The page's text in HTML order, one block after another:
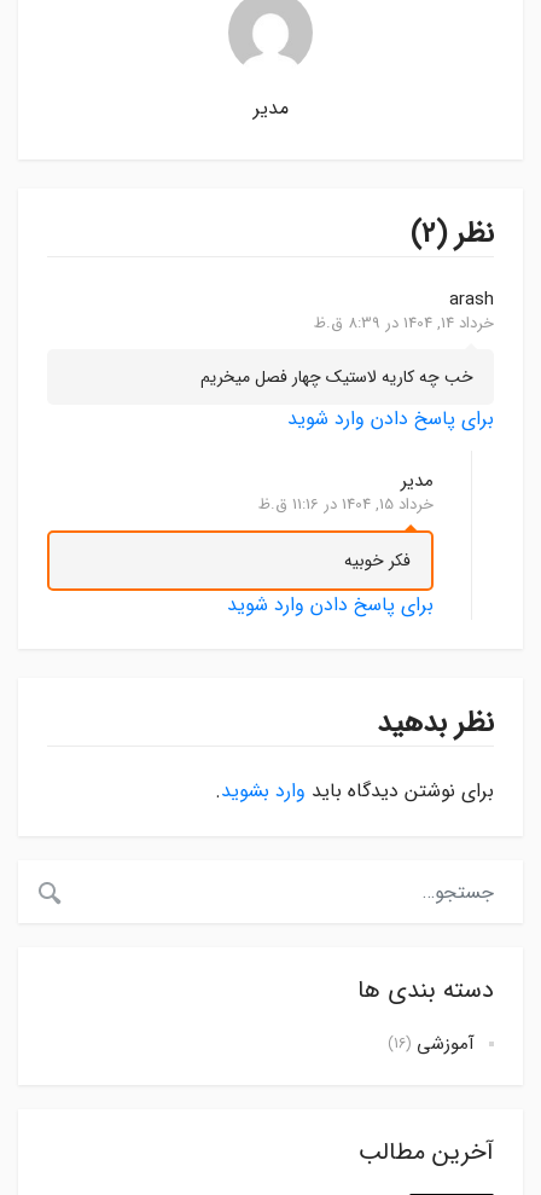
مدیر
نظر (2)
arash
خرداد 14, 1404 در 8:39 ق.ظ
خب چه کاریه لاستیک چهار فصل میخریم
برای پاسخ دادن وارد شوید
مدیر
خرداد 15, 1404 در 11:16 ق.ظ
فکر خوبیه
برای پاسخ دادن وارد شوید
نظر بدهید
برای نوشتن دیدگاه باید وارد بشوید.
دسته بندی ها
آموزشی (16)
آخرین مطالب